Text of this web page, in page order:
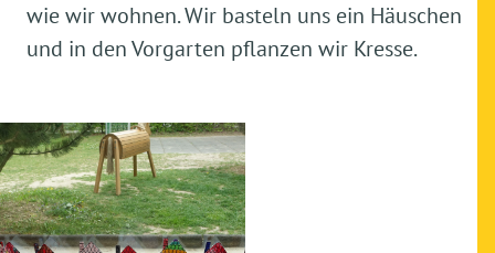
wie wir wohnen. Wir basteln uns ein Häuschen
und in den Vorgarten pflanzen wir Kresse.